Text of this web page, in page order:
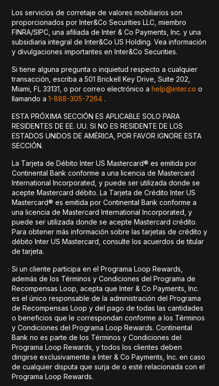
Los servicios de corretaje de valores mobiliarios son
proporcionados por Inter&Co Securities LLC, miembro
FINRA/SIPC, una afiliada de Inter & Co Payments, Inc. y una
subsidiaria integral de Inter&Co US Holding. Vea información
y divulgaciones importantes en Inter&Co Securities.
Si tiene alguna pregunta o inquietud respecto a cualquier
transacción, escriba a 501 Brickell Key Drive, Suite 202,
Miami, FL 33131, o por correo electrónico a help@inter.co o
llamando a 1-888-305-7264 .
ESTA PRÓXIMA SECCIÓN ES APLICABLE SOLO PARA
RESIDENTES DE EE. UU. SI NO ES RESIDENTE DE LOS
ESTADOS UNIDOS DE AMÉRICA, POR FAVOR IGNORE ESTA
SECCIÓN.
La Tarjeta de Débito Inter US Mastercard® es emitida por
Continental Bank conforme a una licencia de Mastercard
International Incorporated, y puede ser utilizada donde se
acepte Mastercard débito. La Tarjeta de Crédito Inter US
Mastercard® es emitida por Continental Bank conforme a
una licencia de Mastercard International Incorporated, y
puede ser utilizada donde se acepte Mastercard crédito.
Para obtener más información sobre las tarjetas de crédito y
débito Inter US Mastercard, consulte los acuerdos de titular
de tarjeta.
Si un cliente participa en el Programa Loop Rewards,
además de los Términos y Condiciones del Programa de
Recompensas Loop, acepta que Inter & Co Payments, Inc.
es el único responsable de la administración del Programa
de Recompensas Loop y del pago de todas las cantidades
o beneficios que le correspondan conforme a los Términos
y Condiciones del Programa Loop Rewards. Continental
Bank no es parte de los Términos y Condiciones del
Programa Loop Rewards, y todos los clientes deben
dirigirse exclusivamente a Inter & Co Payments, Inc. en caso
de cualquier disputa que surja de o esté relacionada con el
Programa Loop Rewards.